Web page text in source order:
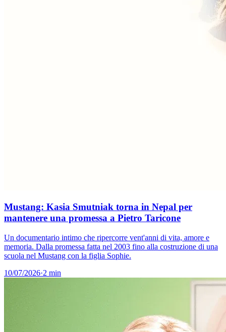
Mustang: Kasia Smutniak torna in Nepal per
mantenere una promessa a Pietro Taricone
Un documentario intimo che ripercorre vent'anni di vita, amore e
memoria. Dalla promessa fatta nel 2003 fino alla costruzione di una
scuola nel Mustang con la figlia Sophie.
10/07/2026·2 min